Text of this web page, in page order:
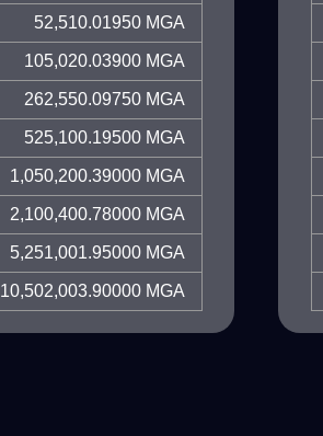
52,510.01950 MGA
105,020.03900 MGA
262,550.09750 MGA
525,100.19500 MGA
1,050,200.39000 MGA
2,100,400.78000 MGA
5,251,001.95000 MGA
10,502,003.90000 MGA